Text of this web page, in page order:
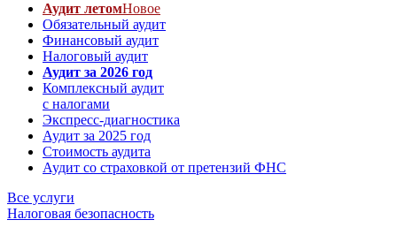
Аудит летомНовое
Обязательный аудит
Финансовый аудит
Налоговый аудит
Аудит за 2026 год
Комплексный аудит
с налогами
Экспресс-диагностика
Аудит за 2025 год
Стоимость аудита
Аудит со страховкой от претензий ФНС
Все услуги
Налоговая безопасность